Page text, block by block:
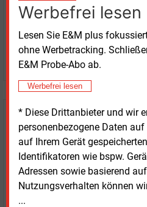
Werbefrei lesen
Lesen Sie E&M plus
ohne Werbetracking.
E&M Probe-Abo ab.
Werbefrei lesen
* Diese Drittanbieter und wir
personenbezogene Daten
auf Ihrem Gerät
Identifikatoren wie bspw.
Adressen sowie basierend
Nutzungsverhalten können
...
JETZT ARTIKEL KAUFEN
Testen SieE&M
unverbindlich
Zwei Wochen
Zugang auf stündlich
Prognose- und Marktdaten